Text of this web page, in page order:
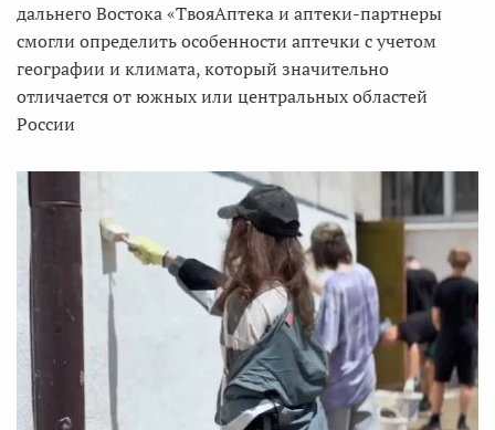
дальнего Востока «ТвояАптека и аптеки-партнеры
смогли определить особенности аптечки с учетом
географии и климата, который значительно
отличается от южных или центральных областей
России